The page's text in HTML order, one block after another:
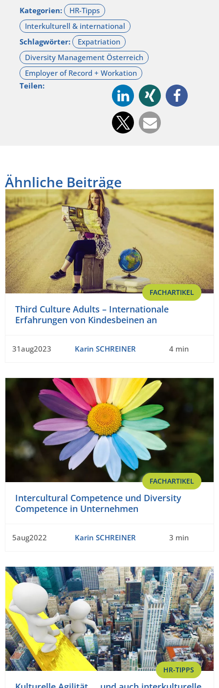
Kategorien:
Schlagwörter:
Teilen:
Ähnliche Beiträge
FACHARTIKEL
Third Culture Adults – Internationale
Erfahrungen von Kindesbeinen an
31aug2023 Karin SCHREINER 4 min
FACHARTIKEL
Intercultural Competence und Diversity
Competence in Unternehmen
5aug2022 Karin SCHREINER 3 min
HR-TIPPS